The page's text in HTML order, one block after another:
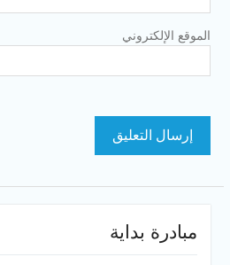
الموقع الإلكتروني
مبادرة بداية